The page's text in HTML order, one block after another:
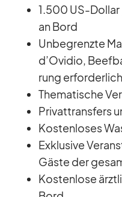
1.500 US-Dol­lar
an Bord
Un­be­grenzte
d’O­vi­dio,
rung
The­ma­ti­sche
Pri­vat­trans­fers
Kos­ten­lo­ses
Ex­klu­sive
Gäste der
Kos­ten­lose